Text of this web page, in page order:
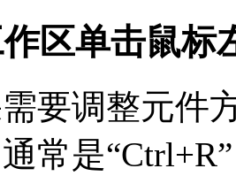
区单击鼠标
要调整元件
常是